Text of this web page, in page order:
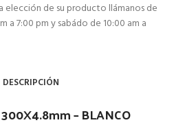
elección de su producto llámanos de
a 7:00 pm y sabádo de 10:00 am a
DESCRIPCIÓN
– BLANCO